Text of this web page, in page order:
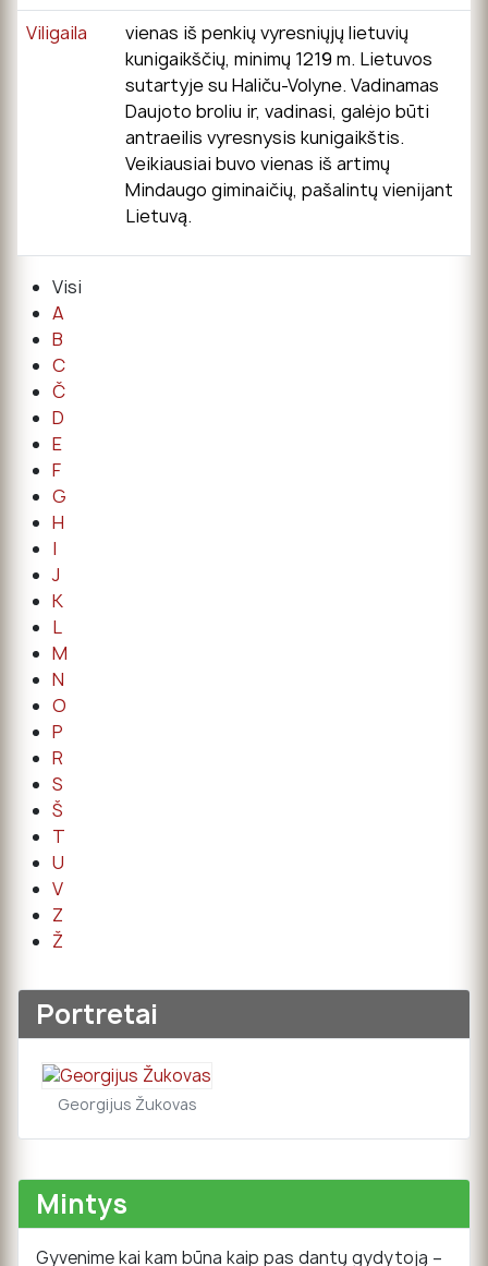
Viligaila
vienas iš penkių vyresniųjų lietuvių
kunigaikščių, minimų 1219 m. Lietuvos
sutartyje su Haliču-Volyne. Vadinamas
Daujoto broliu ir, vadinasi, galėjo būti
antraeilis vyresnysis kunigaikštis.
Veikiausiai buvo vienas iš artimų
Mindaugo giminaičių, pašalintų vienijant
Lietuvą.
Visi
A
B
C
Č
D
E
F
G
H
I
J
K
L
M
N
O
P
R
S
Š
T
U
V
Z
Ž
Portretai
Georgijus Žukovas
Mintys
Gyvenime kai kam būna kaip pas dantų gydytoją –